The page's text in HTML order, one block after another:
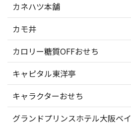
カネハツ本舗
カモ井
カロリー糖質OFFおせち
キャピタル東洋亭
キャラクターおせち
グランドプリンスホテル大阪ベイ